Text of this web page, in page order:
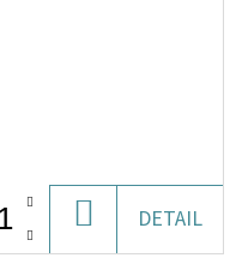
KOŠÍKU
DETAIL